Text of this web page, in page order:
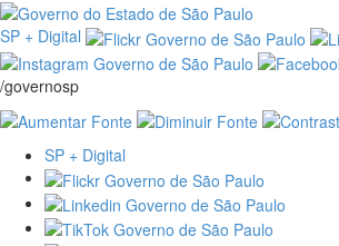
SP + Digital
/governosp
SP + Digital